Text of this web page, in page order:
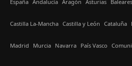
España Andalucía Aragón Asturias Baleares
Castilla La-Mancha Castilla y León Cataluña
Madrid Murcia Navarra País Vasco